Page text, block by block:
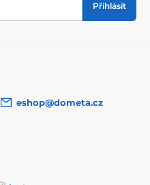
Přihlásit
eshop@dometa.cz